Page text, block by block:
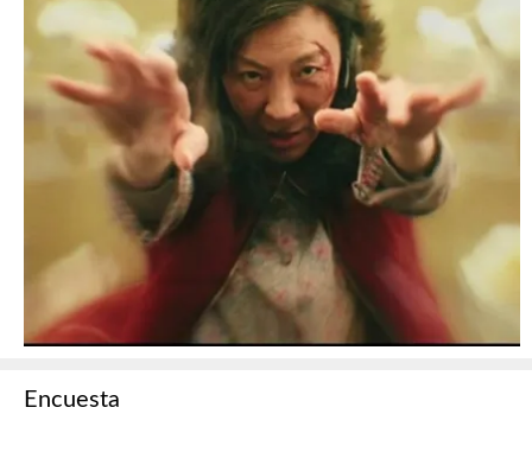
Encuesta